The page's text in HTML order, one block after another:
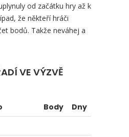
od začátku hry až k
že někteří hráči
bodů. Takže neváhej a
VE VÝZVĚ
Body
Dny